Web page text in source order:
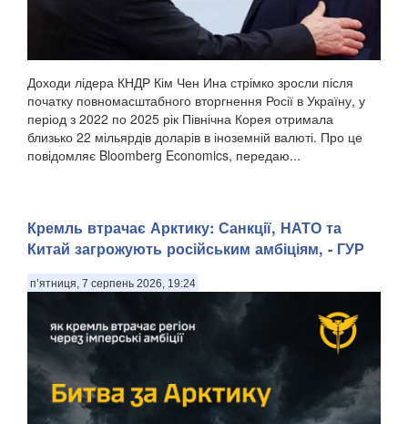
Доходи лідера КНДР Кім Чен Ина стрімко зросли після
початку повномасштабного вторгнення Росії в Україну, у
період з 2022 по 2025 рік Північна Корея отримала
близько 22 мільярдів доларів в іноземній валюті. Про це
повідомляє Bloomberg Economics, передаю...
Кремль втрачає Арктику: Санкції, НАТО та
Китай загрожують російським амбіціям, - ГУР
п’ятниця, 7 серпень 2026, 19:24